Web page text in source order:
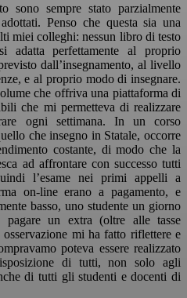
sono sempre stato parzialmente
Penso che questa sia una
miei colleghi: nessun libro di testo
adatta perfettamente al proprio
dall’insegnamento, al livello
e al proprio modo di insegnare.
che offriva una piattaforma di
che mi permetteva di realizzare
ogni settimana. In un corso
che insegno in Statale, occorre
costante, di modo che la
ad affrontare con successo tutti
l’esame nei primi appelli a
on-line erano a pagamento, e
basso, uno studente un giorno
un extra (oltre alle tasse
mi ha fatto riflettere e
poteva essere realizzato
di tutti, non solo agli
di tutti gli studenti e docenti di